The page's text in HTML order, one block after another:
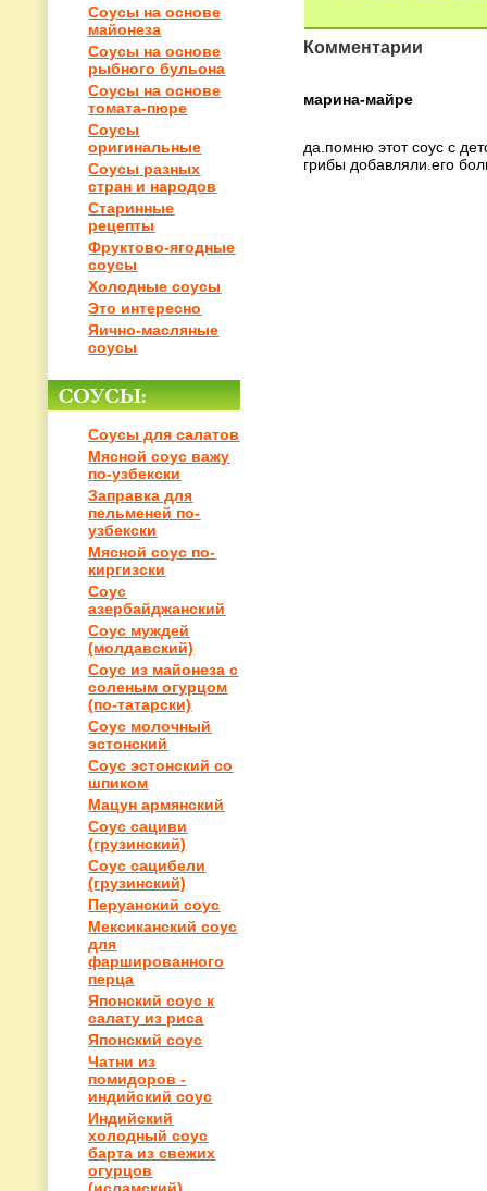
Соусы на основе
майонеза
Соусы на основе
рыбного бульона
Соусы на основе
томата-пюре
Соусы
оригинальные
Соусы разных
стран и народов
Старинные
рецепты
Фруктово-ягодные
соусы
Холодные соусы
Это интересно
Яично-масляные
соусы
Соусы для салатов
Мясной соус важу
по-узбекски
Заправка для
пельменей по-
узбекски
Мясной соус по-
киргизски
Соус
азербайджанский
Соус муждей
(молдавский)
Соус из майонеза с
соленым огурцом
(по-татарски)
Соус молочный
эстонский
Соус эстонский со
шпиком
Мацун армянский
Соус сациви
(грузинский)
Соус сацибели
(грузинский)
Перуанский соус
Мексиканский соус
для
фаршированного
перца
Японский соус к
салату из риса
Японский соус
Чатни из
помидоров -
индийский соус
Индийский
холодный соус
барта из свежих
огурцов
Комментарии
марина-майре
да.помню этот соус с
грибы добавляли.его